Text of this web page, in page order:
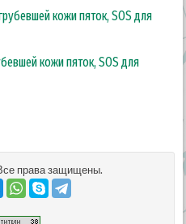
кожи пяток, SOS для
права защищены.